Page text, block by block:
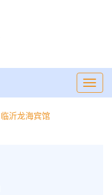
临沂龙海宾馆